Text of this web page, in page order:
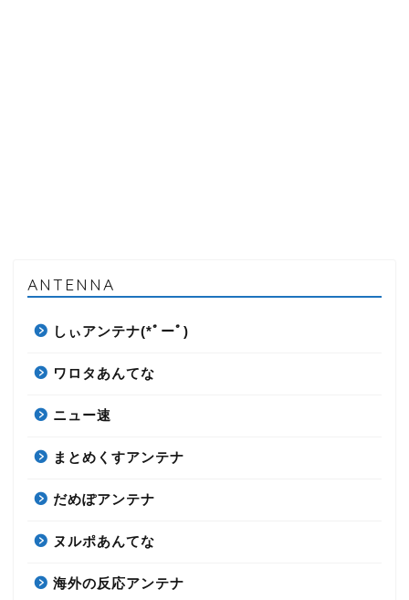
ANTENNA
しぃアンテナ(*ﾟーﾟ)
ワロタあんてな
ニュー速
まとめくすアンテナ
だめぽアンテナ
ヌルポあんてな
海外の反応アンテナ